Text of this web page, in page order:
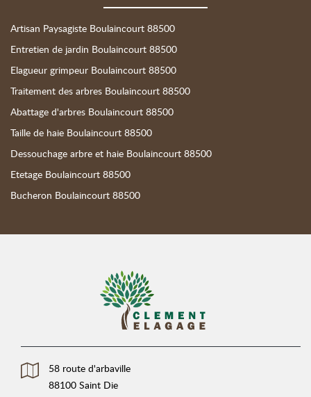
Artisan Paysagiste Boulaincourt 88500
Entretien de jardin Boulaincourt 88500
Elagueur grimpeur Boulaincourt 88500
Traitement des arbres Boulaincourt 88500
Abattage d'arbres Boulaincourt 88500
Taille de haie Boulaincourt 88500
Dessouchage arbre et haie Boulaincourt 88500
Etetage Boulaincourt 88500
Bucheron Boulaincourt 88500
58 route d'arbaville
88100 Saint Die